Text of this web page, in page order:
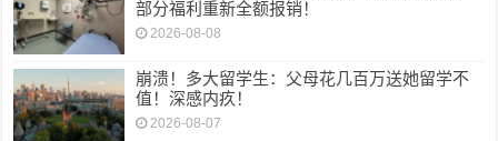
部分福利重新全额报销！
2026-08-08
崩溃！多大留学生：父母花几百万送她留学不
值！深感内疚！
2026-08-07